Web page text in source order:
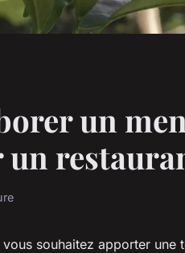
un
un
souhaitez apporter